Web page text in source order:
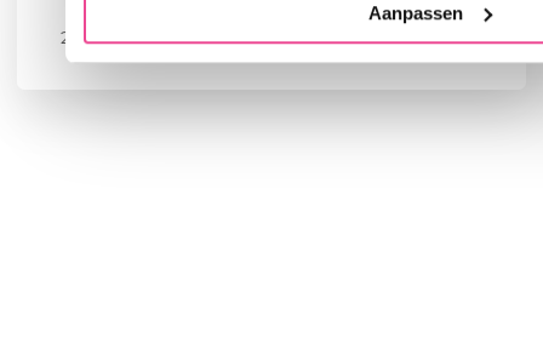
Aanpassen
27 mei 2018